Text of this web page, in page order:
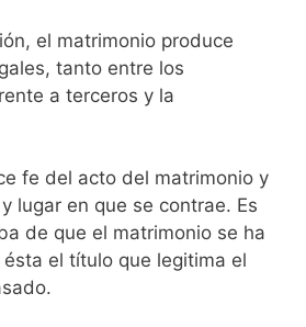
el matrimonio produce
tanto entre los
a terceros y la
fe del acto del matrimonio y
lugar en que se contrae. Es
de que el matrimonio se ha
el título que legitima el